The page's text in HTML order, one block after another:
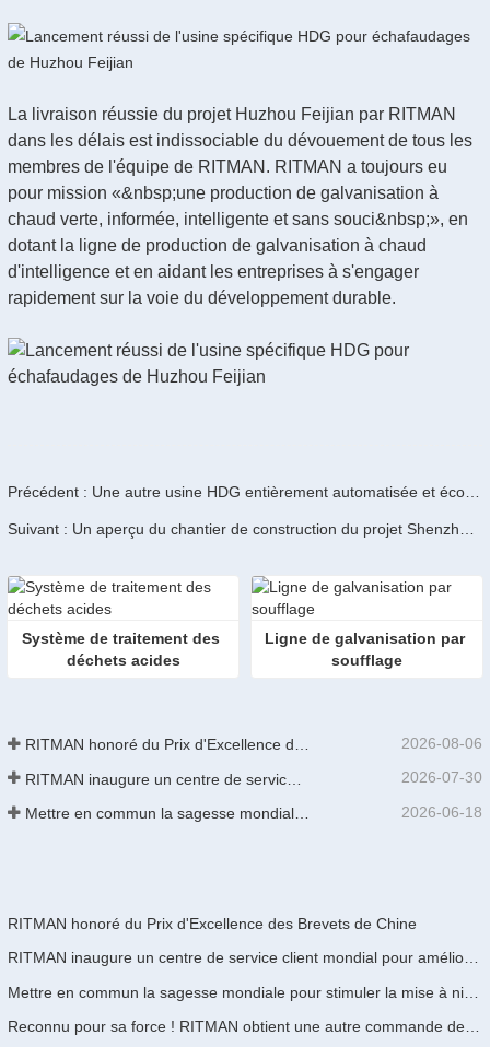
La livraison réussie du projet Huzhou Feijian par RITMAN
dans les délais est indissociable du dévouement de tous les
membres de l'équipe de RITMAN. RITMAN a toujours eu
pour mission «&nbsp;une production de galvanisation à
chaud verte, informée, intelligente et sans souci&nbsp;», en
dotant la ligne de production de galvanisation à chaud
d'intelligence et en aidant les entreprises à s'engager
rapidement sur la voie du développement durable.
Système de traitement des
déchets acides
Ligne de galvanisation par
soufflage
RITMAN honoré du Prix d'Excellence des Brevets de Chine 2026-08-06
2026-07-30
2026-06-18
RITMAN honoré du Prix d'Excellence des Brevets de Chine
RITMAN inaugure un centre de service client mondial pour améliorer le support complet du cycle de vie des clients dans le monde entier